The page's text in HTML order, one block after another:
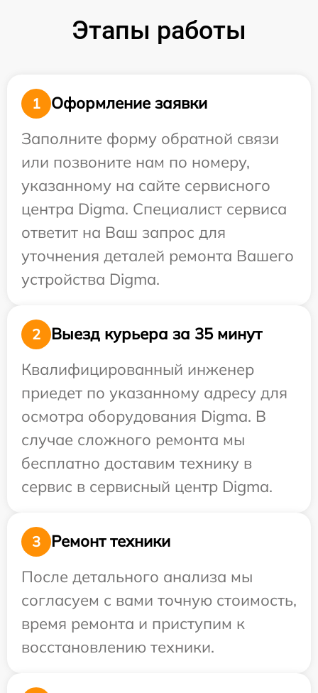
Этапы работы
1
Оформление заявки
Заполните форму обратной связи
или позвоните нам по номеру,
указанному на сайте сервисного
центра Digma. Специалист сервиса
ответит на Ваш запрос для
уточнения деталей ремонта Вашего
устройства Digma.
2
Выезд курьера за 35 минут
Квалифицированный инженер
приедет по указанному адресу для
осмотра оборудования Digma. В
случае сложного ремонта мы
бесплатно доставим технику в
сервис в сервисный центр Digma.
3
Ремонт техники
После детального анализа мы
согласуем с вами точную стоимость,
время ремонта и приступим к
восстановлению техники.